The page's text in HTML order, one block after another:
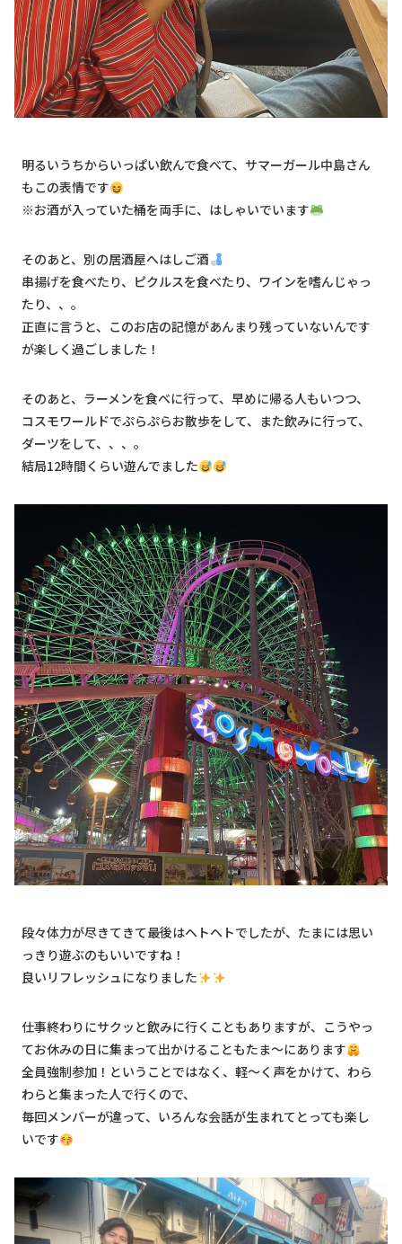
明るいうちからいっぱい飲んで食べて、サマーガール中島さん
もこの表情です
※お酒が入っていた桶を両手に、はしゃいでいます
そのあと、別の居酒屋へはしご酒
串揚げを食べたり、ピクルスを食べたり、ワインを嗜んじゃっ
たり、、。
正直に言うと、このお店の記憶があんまり残っていないんです
が楽しく過ごしました！
そのあと、ラーメンを食べに行って、早めに帰る人もいつつ、
コスモワールドでぷらぷらお散歩をして、また飲みに行って、
ダーツをして、、、。
結局12時間くらい遊んでました
段々体力が尽きてきて最後はヘトヘトでしたが、たまには思い
っきり遊ぶのもいいですね！
良いリフレッシュになりました
仕事終わりにサクッと飲みに行くこともありますが、こうやっ
てお休みの日に集まって出かけることもたま～にあります
全員強制参加！ということではなく、軽～く声をかけて、わら
わらと集まった人で行くので、
毎回メンバーが違って、いろんな会話が生まれてとっても楽し
いです